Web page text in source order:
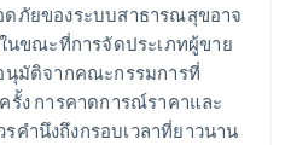
ภัยของระบบสาธารณสุขอาจ
นขณะที่การจัดประเภทผู้ขาย
นุมัติจากคณะกรรมการที่
รั้ง การคาดการณ์ราคาและ
คำนึงถึงกรอบเวลาที่ยาวนาน